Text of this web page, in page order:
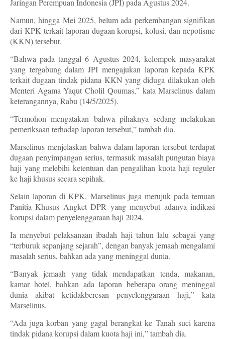
Jaringan Perempuan Indonesia (JPI) pada Agustus 2024.
Namun, hingga Mei 2025, belum ada perkembangan signifikan
dari KPK terkait laporan dugaan korupsi, kolusi, dan nepotisme
(KKN) tersebut.
“Bahwa pada tanggal 6 Agustus 2024, kelompok masyarakat
yang tergabung dalam JPI mengajukan laporan kepada KPK
terkait dugaan tindak pidana KKN yang diduga dilakukan oleh
Menteri Agama Yaqut Cholil Qoumas,” kata Marselinus dalam
keterangannya, Rabu (14/5/2025).
“Termohon mengatakan bahwa pihaknya sedang melakukan
pemeriksaan terhadap laporan tersebut,” tambah dia.
Marselinus menjelaskan bahwa dalam laporan tersebut terdapat
dugaan penyimpangan serius, termasuk masalah pungutan biaya
haji yang melebihi ketentuan dan pengalihan kuota haji reguler
ke haji khusus secara sepihak.
Selain laporan di KPK, Marselinus juga merujuk pada temuan
Panitia Khusus Angket DPR yang menyebut adanya indikasi
korupsi dalam penyelenggaraan haji 2024.
Ia menyebut pelaksanaan ibadah haji tahun lalu sebagai yang
“terburuk sepanjang sejarah”, dengan banyak jemaah mengalami
masalah serius, bahkan ada yang meninggal dunia.
“Banyak jemaah yang tidak mendapatkan tenda, makanan,
kamar hotel, bahkan ada laporan beberapa orang meninggal
dunia akibat ketidakberesan penyelenggaraan haji,” kata
Marselinus.
“Ada juga korban yang gagal berangkat ke Tanah suci karena
tindak pidana korupsi dalam kuota haji ini,” tambah dia.